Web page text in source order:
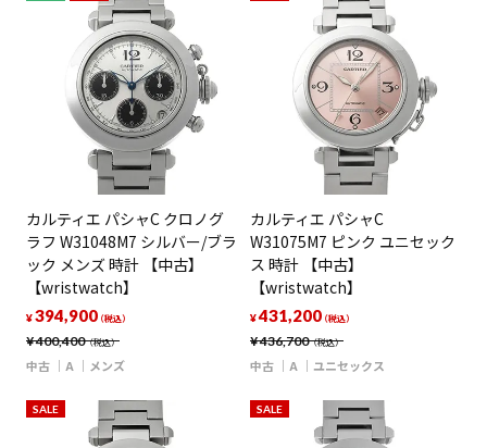
カルティエ パシャC クロノグ
ラフ W31048M7 シルバー/ブラ
ック メンズ 時計 【中古】
【wristwatch】
¥400,400（税込）
¥394,900（税込）
中古 A メンズ
カルティエ パシャC
W31075M7 ピンク ユニセック
ス 時計 【中古】
【wristwatch】
¥436,700（税込）
¥431,200（税込）
中古 A ユニセックス
SALE SALE